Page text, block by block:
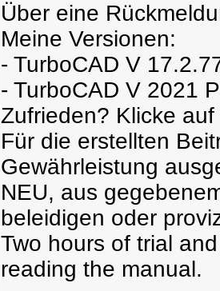
Über eine
Meine Versionen:
- TurboCAD V
- TurboCAD V 2021
Zufrieden? Klicke
Für die erstellten
Gewährleistung
NEU, aus
beleidigen oder
Two hours of trial
reading the manual.